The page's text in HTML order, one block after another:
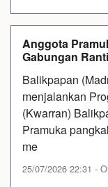
Anggota
Gabungan
Balikpapan
menjalankan
(Kwarran)
Pramuka
me
25/07/2026 22:31 -